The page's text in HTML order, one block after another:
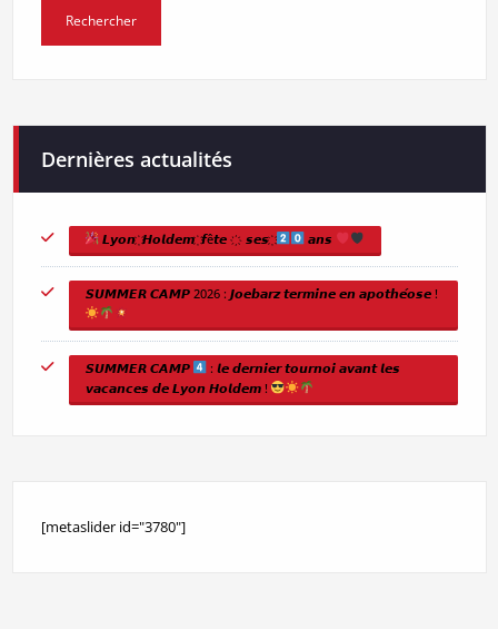
Dernières actualités
𝙇𝙮𝙤𝙣 ҉ 𝙃𝙤𝙡𝙙𝙚𝙢 ҉ 𝙛ê𝙩𝙚 ҉ 𝙨𝙚𝙨 ҉ 𝙖𝙣𝙨
𝙎𝙐𝙈𝙈𝙀𝙍 𝘾𝘼𝙈𝙋 2026 : 𝙅𝙤𝙚𝙗𝙖𝙧𝙯 𝙩𝙚𝙧𝙢𝙞𝙣𝙚 𝙚𝙣 𝙖𝙥𝙤𝙩𝙝𝙚́𝙤𝙨𝙚 !
𝙎𝙐𝙈𝙈𝙀𝙍 𝘾𝘼𝙈𝙋
: 𝙡𝙚 𝙙𝙚𝙧𝙣𝙞𝙚𝙧 𝙩𝙤𝙪𝙧𝙣𝙤𝙞 𝙖𝙫𝙖𝙣𝙩 𝙡𝙚𝙨
𝙫𝙖𝙘𝙖𝙣𝙘𝙚𝙨 𝙙𝙚 𝙇𝙮𝙤𝙣 𝙃𝙤𝙡𝙙𝙚𝙢 !
[metaslider id="3780"]